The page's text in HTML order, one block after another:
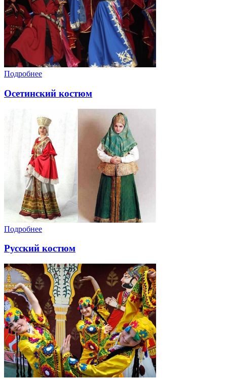
Подробнее
Осетинский костюм
Подробнее
Русский костюм